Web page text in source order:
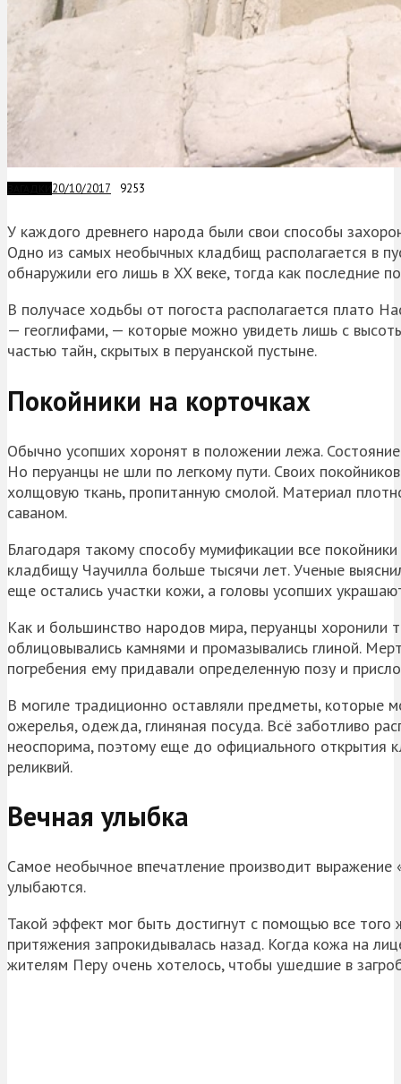
20/10/2017 9253
У каждого древнего народа были свои способы
Одно из самых необычных кладбищ располагается в
обнаружили его лишь в XX веке, тогда как последние
В получасе ходьбы от погоста располагается плато
— геоглифами, — которые можно увидеть лишь с
частью тайн, скрытых в перуанской пустыне.
Покойники на корточках
Обычно усопших хоронят в положении лежа.
Но перуанцы не шли по легкому пути. Своих
холщовую ткань, пропитанную смолой. Материал
саваном.
Благодаря такому способу мумификации все
кладбищу Чаучилла больше тысячи лет. Ученые
еще остались участки кожи, а головы усопших
Как и большинство народов мира, перуанцы хоронили
облицовывались камнями и промазывались глиной.
погребения ему придавали определенную позу и
В могиле традиционно оставляли предметы, которые
ожерелья, одежда, глиняная посуда. Всё заботливо
неоспорима, поэтому еще до официального открытия
реликвий.
Вечная улыбка
Самое необычное впечатление производит
улыбаются.
Такой эффект мог быть достигнут с помощью все того
притяжения запрокидывалась назад. Когда кожа на
жителям Перу очень хотелось, чтобы ушедшие в